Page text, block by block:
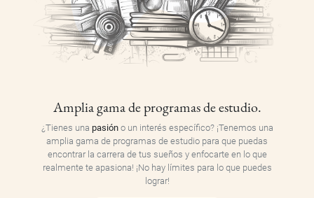
Amplia gama de programas de estudio.
¿Tienes una pasióno un interés específico? ¡Tenemos una
amplia gama de programas de estudio para que puedas
encontrar la carrera de tus sueños y enfocarte en lo que
realmente te apasiona! ¡No hay límites para lo que puedes
lograr!